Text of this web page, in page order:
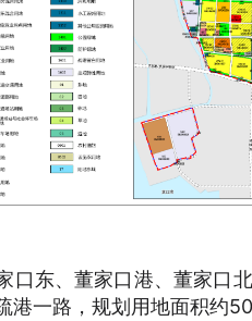
口东、董家口港、董家口
港一路，规划用地面积约